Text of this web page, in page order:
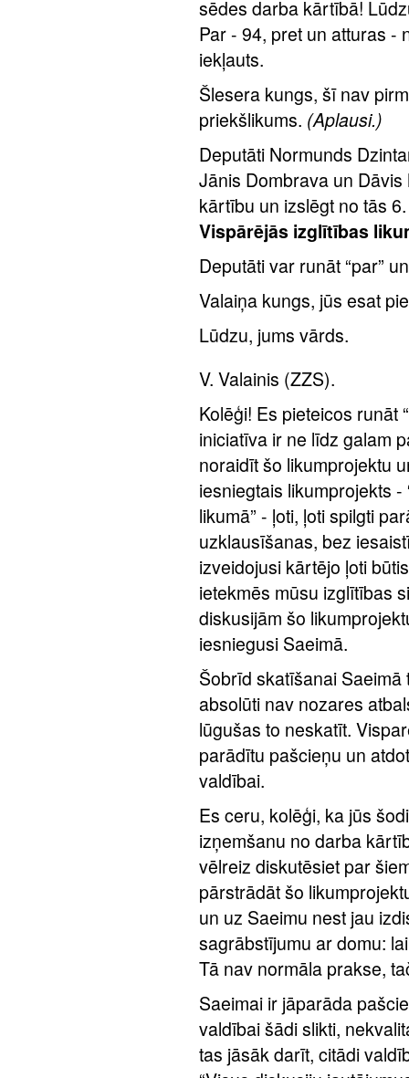
sēdes darba kārtībā!
Par - 94, pret un atturas -
iekļauts.
Šlesera kungs, šī nav
priekšlikums. (Aplausi.)
Deputāti Normunds
Jānis Dombrava un
kārtību un izslēgt no tās
Vispārējās izglītības
Deputāti var runāt “par”
Valaiņa kungs, jūs esat
Lūdzu, jums vārds.
V. Valainis (ZZS).
Kolēģi! Es pieteicos runāt
iniciatīva ir ne līdz galam
noraidīt šo likumprojektu
iesniegtais likumprojekts
likumā” - ļoti, ļoti spilgti
uzklausīšanas, bez
izveidojusi kārtējo ļoti
ietekmēs mūsu izglītības
diskusijām šo
iesniegusi Saeimā.
Šobrīd skatīšanai
absolūti nav nozares
lūgušas to neskatīt.
parādītu pašcieņu un
valdībai.
Es ceru, kolēģi, ka jūs
izņemšanu no darba
vēlreiz diskutēsiet par
pārstrādāt šo
un uz Saeimu nest jau
sagrābstījumu ar domu:
Tā nav normāla prakse,
Saeimai ir jāparāda
valdībai šādi slikti,
tas jāsāk darīt, citādi